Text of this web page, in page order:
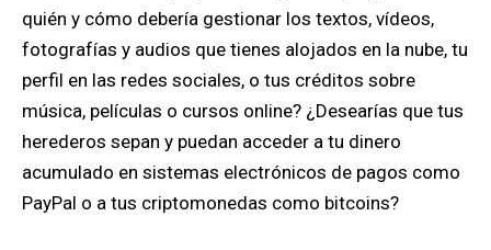
quién y cómo debería gestionar los textos, vídeos,
fotografías y audios que tienes alojados en la nube, tu
perfil en las redes sociales, o tus créditos sobre
música, películas o cursos online? ¿Desearías que tus
herederos sepan y puedan acceder a tu dinero
acumulado en sistemas electrónicos de pagos como
PayPal o a tus criptomonedas como bitcoins?